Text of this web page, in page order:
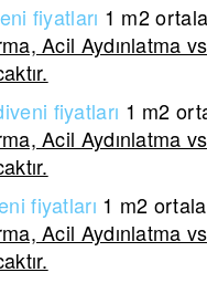
fiyatları 1 m2
Acil
fiyatları 1 m2
Acil
fiyatları 1 m2
Acil